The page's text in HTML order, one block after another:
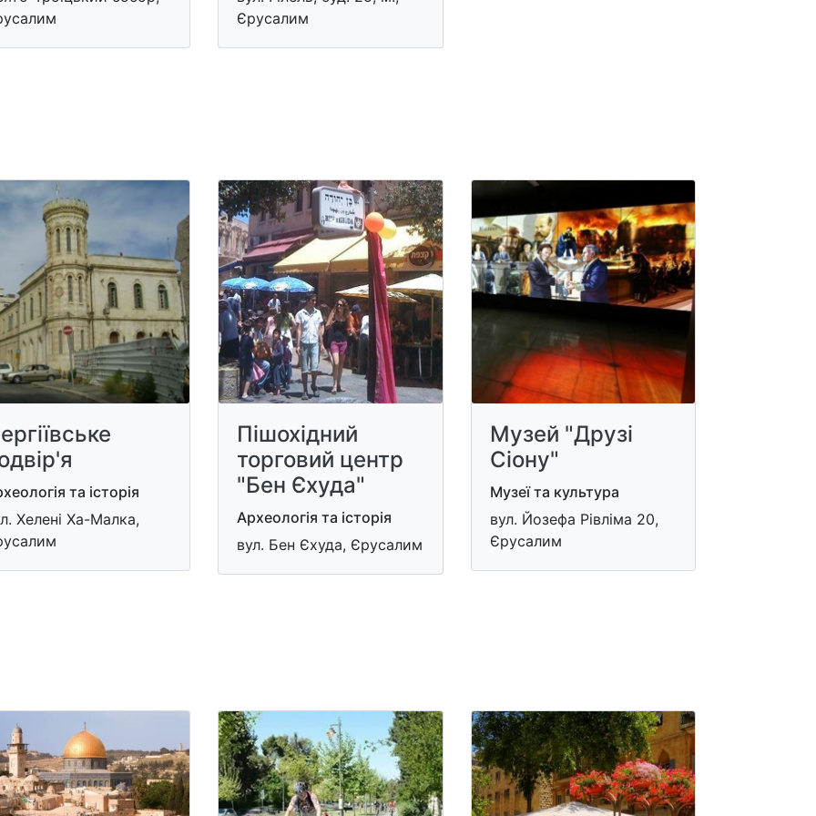
Єрусалим
та історія
Хелені Ха-Малка,
Пішохідний
торговий центр
"Бен Єхуда"
Археологія та історія
вул. Бен Єхуда, Єрусалим
Музей "Друзі
Сіону"
Музеї та культура
вул. Йозефа Рівліма 20,
Єрусалим